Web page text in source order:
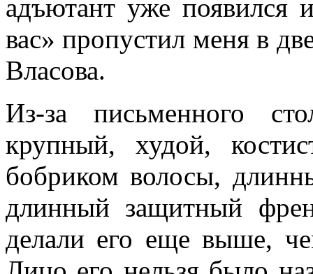
адъютант уже появился
вас» пропустил меня в
Власова.
Из-за письменного
крупный, худой,
бобриком волосы,
длинный защитный
делали его еще выше,